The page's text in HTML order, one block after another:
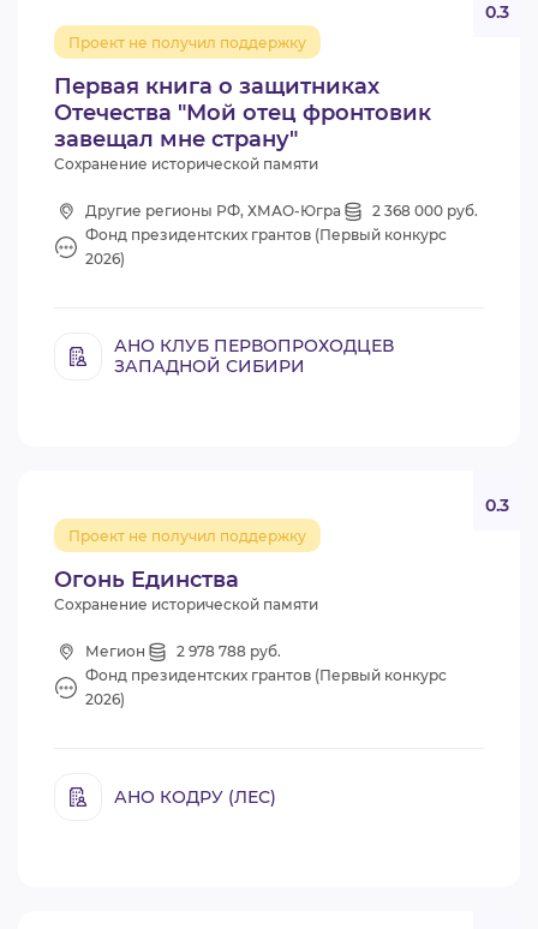
Первая книга о защитниках
Отечества "Мой отец фронтовик
завещал мне страну"
Проект не получил поддержку
0.3
Сохранение исторической памяти
Другие регионы РФ, ХМАО-Югра
2 368 000 руб.
Фонд президентских грантов (Первый конкурс
2026)
АНО КЛУБ ПЕРВОПРОХОДЦЕВ
ЗАПАДНОЙ СИБИРИ
Огонь Единства
Проект не получил поддержку
0.3
Сохранение исторической памяти
Мегион
2 978 788 руб.
Фонд президентских грантов (Первый конкурс
2026)
АНО КОДРУ (ЛЕС)